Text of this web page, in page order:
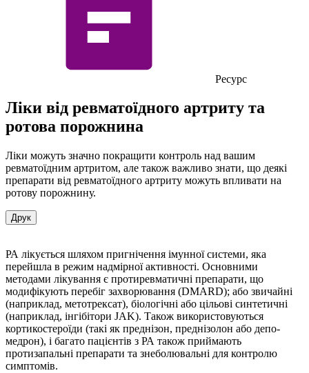
Ресурс
Ліки від ревматоїдного артриту та
ротова порожнина
Ліки можуть значно покращити контроль над вашим
ревматоїдним артритом, але також важливо знати, що деякі
препарати від ревматоїдного артриту можуть впливати на
ротову порожнину.
Друк
РА лікується шляхом пригнічення імунної системи, яка
перейшла в режим надмірної активності. Основними
методами лікування є протиревматичні препарати, що
модифікують перебіг захворювання (DMARD); або звичайні
(наприклад, метотрексат), біологічні або цільові синтетичні
(наприклад, інгібітори JAK). Також використовуються
кортикостероїди (такі як преднізон, преднізолон або депо-
медрон), і багато пацієнтів з РА також приймають
протизапальні препарати та знеболювальні для контролю
симптомів.